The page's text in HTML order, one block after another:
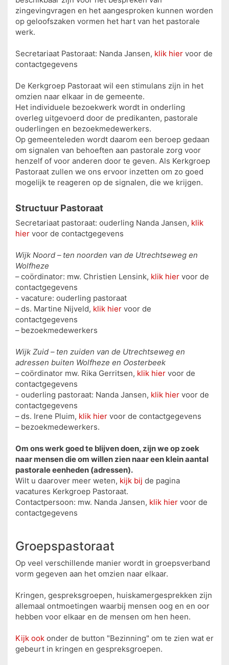
zingevingvragen en het aangesproken kunnen worden
op geloofszaken vormen het hart van het pastorale
werk.
Secretariaat Pastoraat: Nanda Jansen, klik hier voor de
contactgegevens
De Kerkgroep Pastoraat wil een stimulans zijn in het
omzien naar elkaar in de gemeente.
Het individuele bezoekwerk wordt in onderling
overleg uitgevoerd door de predikanten, pastorale
ouderlingen en bezoekmedewerkers.
Op gemeenteleden wordt daarom een beroep gedaan
om signalen van behoeften aan pastorale zorg voor
henzelf of voor anderen door te geven. Als Kerkgroep
Pastoraat zullen we ons ervoor inzetten om zo goed
mogelijk te reageren op de signalen, die we krijgen.
Structuur Pastoraat
Secretariaat pastoraat: ouderling Nanda Jansen, klik
hier voor de contactgegevens
Wijk Noord – ten noorden van de Utrechtseweg en
Wolfheze
– coördinator: mw. Christien Lensink, klik hier voor de
contactgegevens
- vacature: ouderling pastoraat
– ds. Martine Nijveld, klik hier voor de
contactgegevens
– bezoekmedewerkers
Wijk Zuid – ten zuiden van de Utrechtseweg en
adressen buiten Wolfheze en Oosterbeek
– coördinator mw. Rika Gerritsen, klik hier voor de
contactgegevens
- ouderling pastoraat: Nanda Jansen, klik hier voor de
contactgegevens
– ds. Irene Pluim, klik hier voor de contactgegevens
– bezoekmedewerkers.
Om ons werk goed te blijven doen, zijn we op zoek
naar mensen die om willen zien naar een klein aantal
pastorale eenheden (adressen).
Wilt u daarover meer weten, kijk bij de pagina
vacatures Kerkgroep Pastoraat.
Contactpersoon: mw. Nanda Jansen, klik hier voor de
contactgegevens
Groepspastoraat
Op veel verschillende manier wordt in groepsverband
vorm gegeven aan het omzien naar elkaar.
Kringen, gespreksgroepen, huiskamergesprekken zijn
allemaal ontmoetingen waarbij mensen oog en en oor
hebben voor elkaar en de mensen om hen heen.
Kijk ook onder de button "Bezinning" om te zien wat er
gebeurt in kringen en gespreksgroepen.